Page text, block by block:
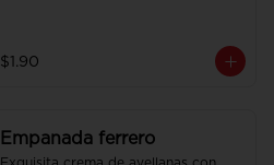
$1.90
Empanada ferrero